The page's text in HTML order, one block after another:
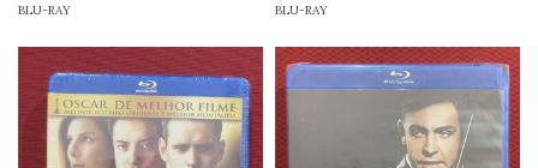
BLU-RAY BLU-RAY